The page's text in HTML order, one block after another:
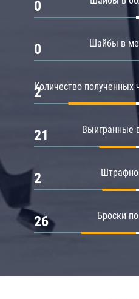
0
Шайбы в
0
Количество
2
Выигранные
21
2
Броски
26